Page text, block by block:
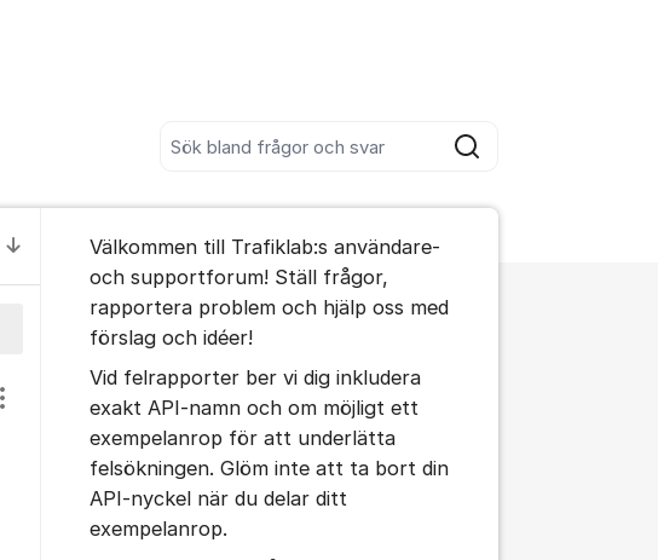
Sök
Till senaste kommentaren
Visa/dölj inställningar för inlägg/kommentar
Välkommen till Trafiklab:s användare-
och supportforum! Ställ frågor,
rapportera problem och hjälp oss med
förslag och idéer!
Vid felrapporter ber vi dig inkludera
exakt API-namn och om möjligt ett
exempelanrop för att underlätta
felsökningen. Glöm inte att ta bort din
API-nyckel när du delar ditt
exempelanrop.